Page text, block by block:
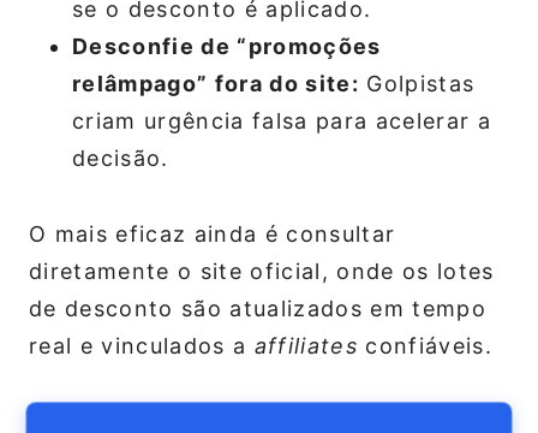
se o desconto é aplicado.
Desconfie de “promoções
relâmpago” fora do site: Golpistas
criam urgência falsa para acelerar a
decisão.
O mais eficaz ainda é consultar
diretamente o site oficial, onde os lotes
de desconto são atualizados em tempo
real e vinculados a affiliates confiáveis.